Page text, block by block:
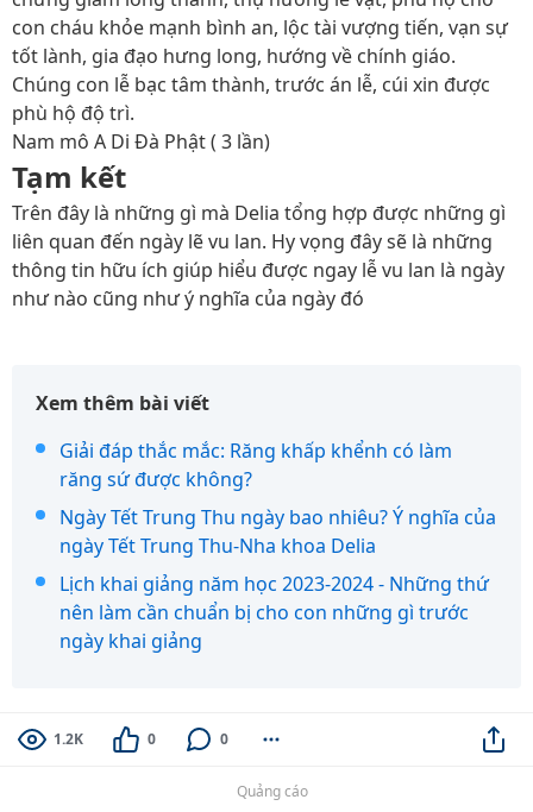
con cháu khỏe mạnh bình an, lộc tài vượng tiến, vạn sự
tốt lành, gia đạo hưng long, hướng về chính giáo.
Chúng con lễ bạc tâm thành, trước án lễ, cúi xin được
phù hộ độ trì.
Nam mô A Di Đà Phật ( 3 lần)
Tạm kết
Trên đây là những gì mà Delia tổng hợp được những gì
liên quan đến ngày lẽ vu lan. Hy vọng đây sẽ là những
thông tin hữu ích giúp hiểu được ngay lễ vu lan là ngày
như nào cũng như ý nghĩa của ngày đó
Xem thêm bài viết
Giải đáp thắc mắc: Răng khấp khểnh có làm
răng sứ được không?
Ngày Tết Trung Thu ngày bao nhiêu? Ý nghĩa của
ngày Tết Trung Thu-Nha khoa Delia
Lịch khai giảng năm học 2023-2024 - Những thứ
nên làm cần chuẩn bị cho con những gì trước
ngày khai giảng
1.2K 0 0
Quảng cáo